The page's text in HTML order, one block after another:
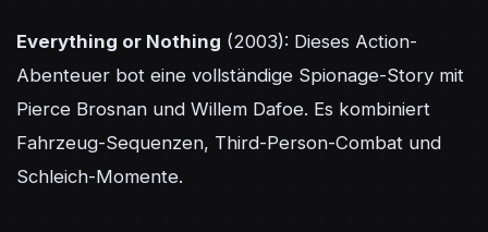
Everything or Nothing (2003): Dieses Action-
Abenteuer bot eine vollständige Spionage-Story mit
Pierce Brosnan und Willem Dafoe. Es kombiniert
Fahrzeug-Sequenzen, Third-Person-Combat und
Schleich-Momente.